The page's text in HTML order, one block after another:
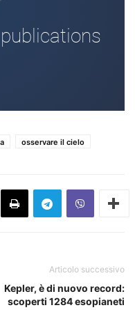
osservare il cielo
Articolo successivo
Kepler, è di nuovo record:
scoperti 1284 esopianeti